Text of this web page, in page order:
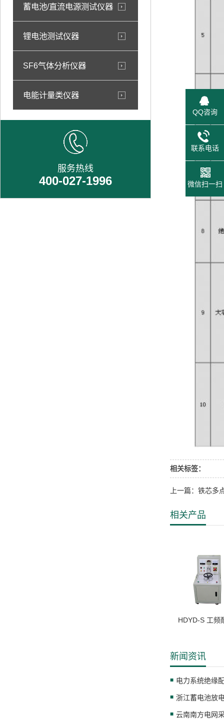
蓄电池/直流电源测试仪器
锂电池测试仪器
SF6气体分析仪器
电能计量类仪器
服务热线
400-027-1996
相关标签：
上一篇：铁芯多
相关产品
HDYD-S 工频
新闻资讯
电力系统绝缘
QQ咨询
联系电话
微信扫一扫